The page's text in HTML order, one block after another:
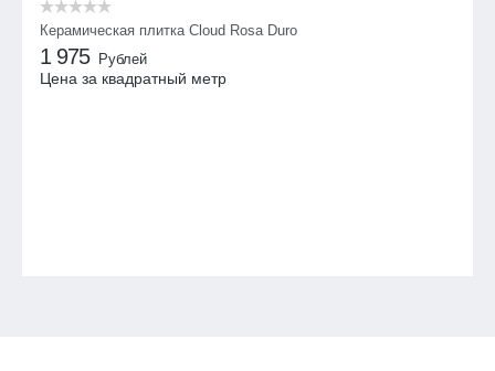
Керамическая плитка Cloud Rosa Duro
1 975 Рублей
Цена за квадратный метр